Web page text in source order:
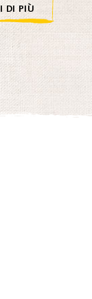
DI PIÙ